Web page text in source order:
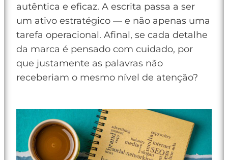
autêntica e eficaz. A escrita passa a ser
um ativo estratégico — e não apenas uma
tarefa operacional. Afinal, se cada detalhe
da marca é pensado com cuidado, por
que justamente as palavras não
receberiam o mesmo nível de atenção?